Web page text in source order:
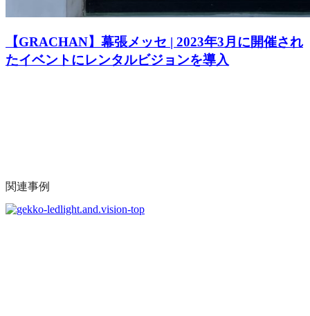
【GRACHAN】幕張メッセ | 2023年3月に開催され
たイベントにレンタルビジョンを導入
関連事例